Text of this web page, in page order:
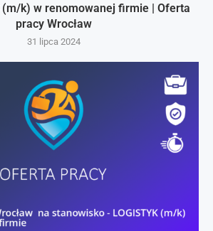
(m/k) w renomowanej firmie | Oferta
pracy Wrocław
31 lipca 2024